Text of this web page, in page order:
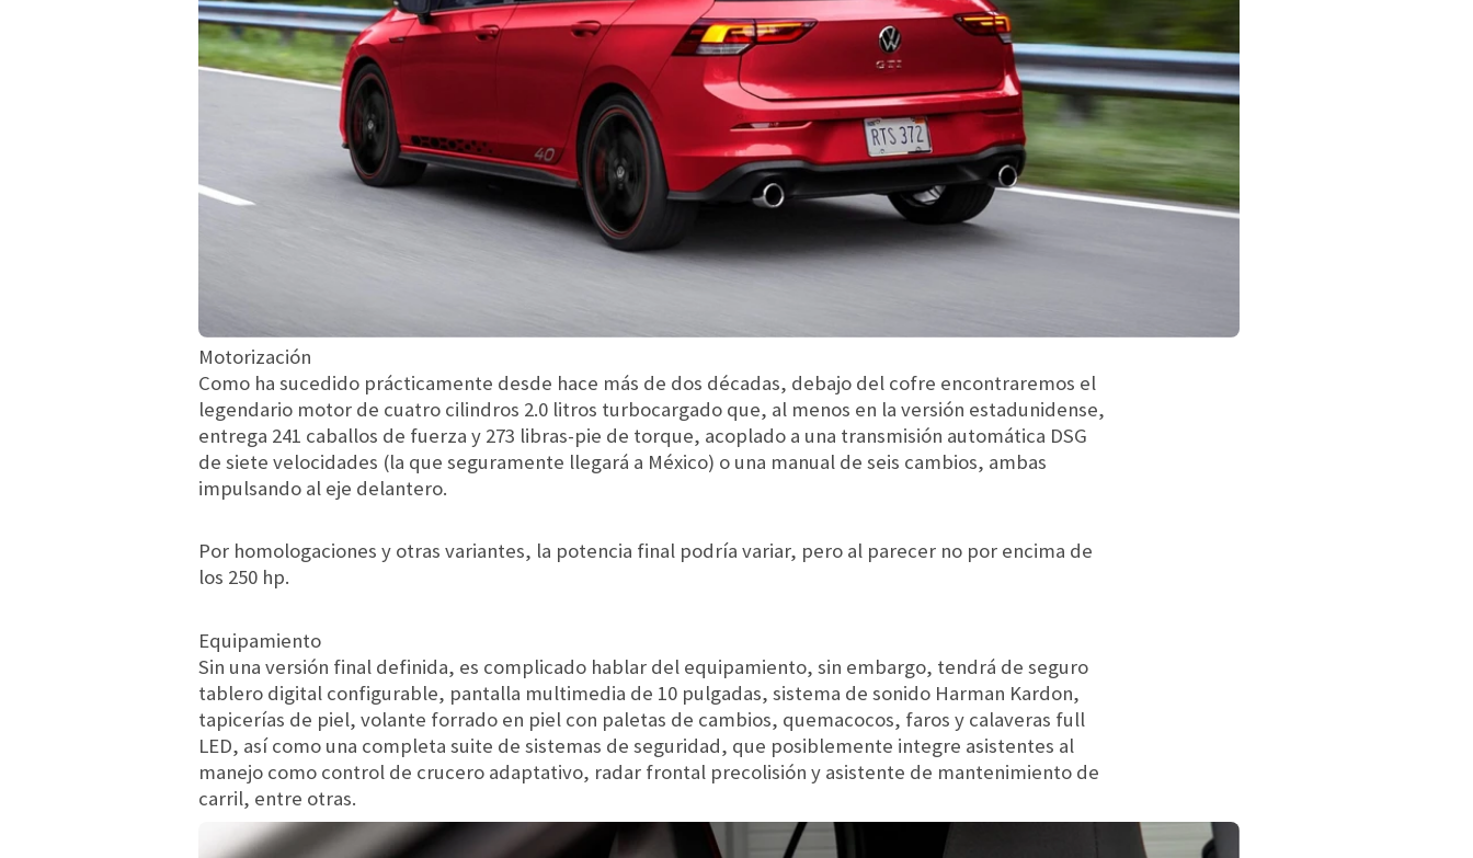
Motorización
Como ha sucedido prácticamente desde hace más de dos décadas, debajo del cofre encontraremos el
legendario motor de cuatro cilindros 2.0 litros turbocargado que, al menos en la versión estadunidense,
entrega 241 caballos de fuerza y 273 libras-pie de torque, acoplado a una transmisión automática DSG
de siete velocidades (la que seguramente llegará a México) o una manual de seis cambios, ambas
impulsando al eje delantero.
Por homologaciones y otras variantes, la potencia final podría variar, pero al parecer no por encima de
los 250 hp.
Equipamiento
Sin una versión final definida, es complicado hablar del equipamiento, sin embargo, tendrá de seguro
tablero digital configurable, pantalla multimedia de 10 pulgadas, sistema de sonido Harman Kardon,
tapicerías de piel, volante forrado en piel con paletas de cambios, quemacocos, faros y calaveras full
LED, así como una completa suite de sistemas de seguridad, que posiblemente integre asistentes al
manejo como control de crucero adaptativo, radar frontal precolisión y asistente de mantenimiento de
carril, entre otras.